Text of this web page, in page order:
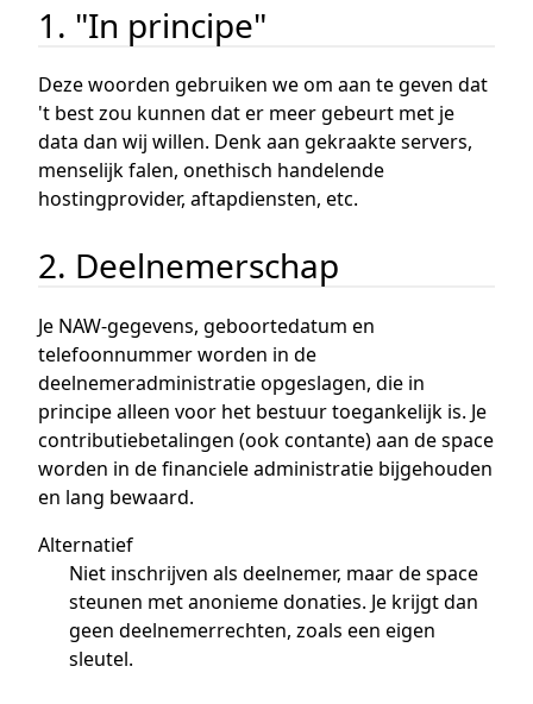
1. "In principe"
Deze woorden gebruiken we om aan te geven dat
't best zou kunnen dat er meer gebeurt met je
data dan wij willen. Denk aan gekraakte servers,
menselijk falen, onethisch handelende
hostingprovider, aftapdiensten, etc.
2. Deelnemerschap
Je NAW-gegevens, geboortedatum en
telefoonnummer worden in de
deelnemeradministratie opgeslagen, die in
principe alleen voor het bestuur toegankelijk is. Je
contributiebetalingen (ook contante) aan de space
worden in de financiele administratie bijgehouden
en lang bewaard.
Alternatief
Niet inschrijven als deelnemer, maar de space
steunen met anonieme donaties. Je krijgt dan
geen deelnemerrechten, zoals een eigen
sleutel.